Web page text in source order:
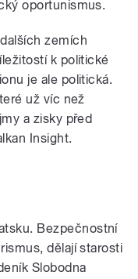
oportunismus.
zemích
k politické
je ale politická.
už víc než
a zisky před
Insight.
Bezpečnostní
dělají starosti
Slobodna